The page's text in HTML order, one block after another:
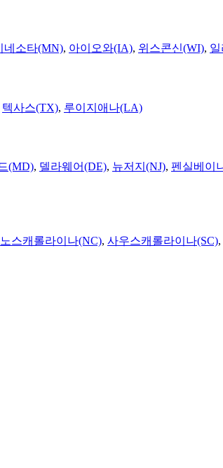
네소타(MN), 아이오와(IA), 위스콘신(WI),
텍사스(TX), 루이지애나(LA)
(MD), 델라웨어(DE), 뉴저지(NJ), 펜실베이
노스캐롤라이나(NC), 사우스캐롤라이나(SC),